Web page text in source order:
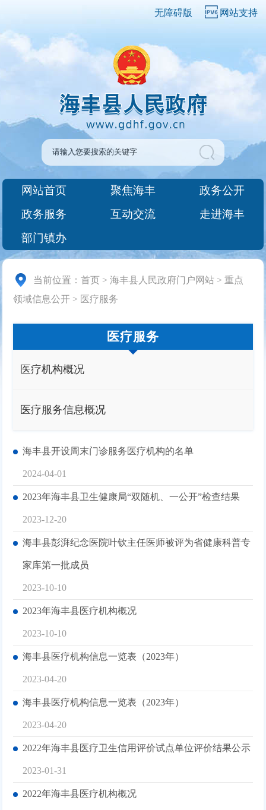
无障碍版 网站支持
网站首页 聚焦海丰
政务公开
政务服务
互动交流
走进海丰
部门镇办
当前位置：首页 >海丰县人民政府门户网站 >重点
领域信息公开 > 医疗服务
医疗服务
医疗机构概况
医疗服务信息概况
海丰县开设周末门诊服务医疗机构的名单
2024-04-01
2023年海丰县卫生健康局“双随机、一公开”检查结果
2023-12-20
海丰县彭湃纪念医院叶钦主任医师被评为省健康科普专
家库第一批成员
2023-10-10
2023年海丰县医疗机构概况
2023-10-10
海丰县医疗机构信息一览表（2023年）
2023-04-20
海丰县医疗机构信息一览表（2023年）
2023-04-20
2022年海丰县医疗卫生信用评价试点单位评价结果公示
2023-01-31
2022年海丰县医疗机构概况